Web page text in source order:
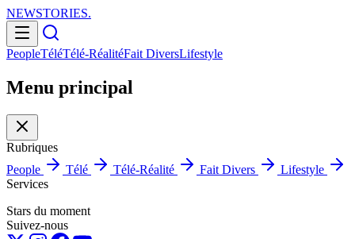
NEWSTORIES.
PeopleTéléTélé-RéalitéFait DiversLifestyle
Menu principal
Rubriques
People
Télé Télé-Réalité Fait Divers
Lifestyle
Services
Stars du moment
Suivez-nous